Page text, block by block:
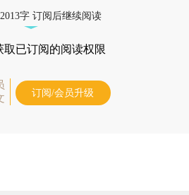
字 订阅后继续阅读
取已订阅的阅读权限
订阅/会员升级